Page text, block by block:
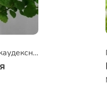
Плектрантус Эрнста каудексный